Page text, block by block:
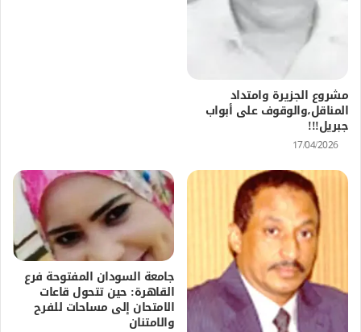
مشروع الجزيرة وامتداد
المناقل،والوقوف على أبواب
جبريل!!!
17/04/2026
جامعة السودان المفتوحة فرع
القاهرة: حين تتحول قاعات
الامتحان إلى مساحات للفرح
والامتنان